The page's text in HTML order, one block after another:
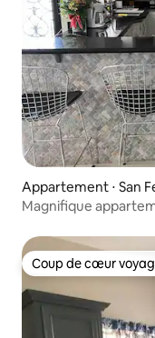
Appartement ⋅ San
Magnifique
Coup de cœur
Coup de cœur